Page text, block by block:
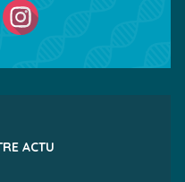
Instagram
ACTU